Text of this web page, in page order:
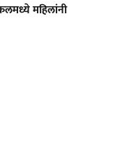
महिलांनी